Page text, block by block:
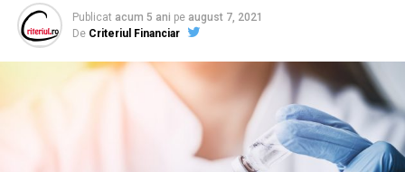
Publicat acum 5 ani pe august 7, 2021
De Criteriul Financiar